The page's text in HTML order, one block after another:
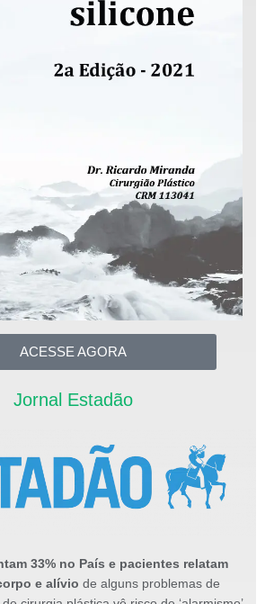
ACESSE AGORA
Jornal Estadão
33% no País e pacientes relatam
e alívio de alguns problemas de